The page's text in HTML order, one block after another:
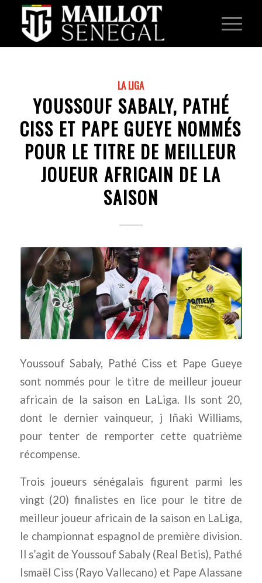
LA LIGA
YOUSSOUF SABALY, PATHÉ
CISS ET PAPE GUEYE NOMMÉS
POUR LE TITRE DE MEILLEUR
JOUEUR AFRICAIN DE LA
SAISON
Youssouf Sabaly, Pathé Ciss et Pape Gueye
sont nommés pour le titre de meilleur joueur
africain de la saison en LaLiga. Ils sont 20,
dont le dernier vainqueur, j Iñaki Williams,
pour tenter de remporter cette quatrième
récompense.
Trois joueurs sénégalais figurent parmi les
vingt (20) finalistes en lice pour le titre de
meilleur joueur africain de la saison en LaLiga,
le championnat espagnol de première division.
Il s’agit de Youssouf Sabaly (Real Betis), Pathé
Ismaël Ciss (Rayo Vallecano) et Pape Alassane